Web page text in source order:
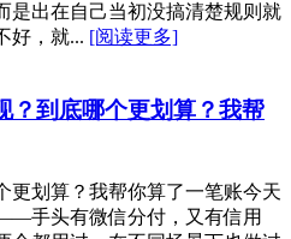
是出在自己当初没搞清楚规则就
好，就... [阅读更多]
？到底哪个更划算？我帮
更划算？我帮你算了一笔账今天
手头有微信分付，又有信用